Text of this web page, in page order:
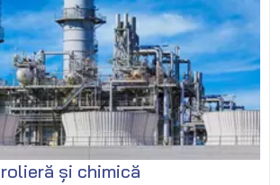
și chimică